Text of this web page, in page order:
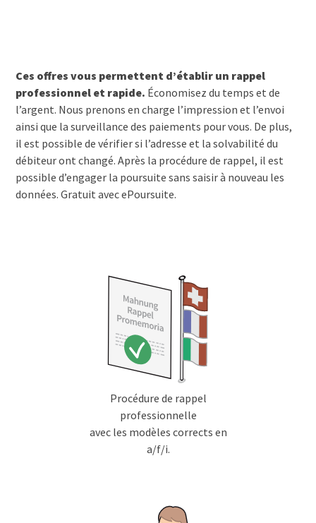
Ces offres vous permettent d’établir un rappel
professionnel et rapide. Économisez du temps et de
l’argent. Nous prenons en charge l’impression et l’envoi
ainsi que la surveillance des paiements pour vous. De plus,
il est possible de vérifier si l’adresse et la solvabilité du
débiteur ont changé. Après la procédure de rappel, il est
possible d’engager la poursuite sans saisir à nouveau les
données. Gratuit avec ePoursuite.
Procédure de rappel
professionnelle
avec les modèles corrects en
a/f/i.